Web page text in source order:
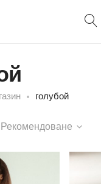
голубой
Рекомендоване